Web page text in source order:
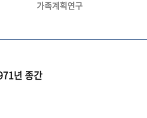
가족계획연구
년 종간